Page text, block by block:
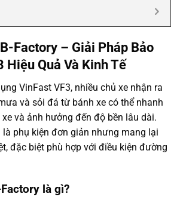
Factory – Giải Pháp Bảo
Hiệu Quả Và Kinh Tế
VinFast VF3, nhiều chủ xe nhận ra
và sỏi đá từ bánh xe có thể nhanh
và ảnh hưởng đến độ bền lâu dài.
phụ kiện đơn giản nhưng mang lại
đặc biệt phù hợp với điều kiện đường
là gì?